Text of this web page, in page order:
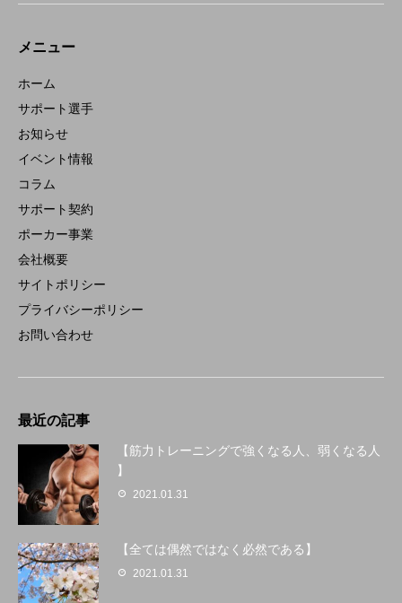
メニュー
ホーム
サポート選手
お知らせ
イベント情報
コラム
サポート契約
ポーカー事業
会社概要
サイトポリシー
プライバシーポリシー
お問い合わせ
最近の記事
【筋力トレーニングで強くなる人、弱くなる人
】
2021.01.31
【全ては偶然ではなく必然である】
2021.01.31